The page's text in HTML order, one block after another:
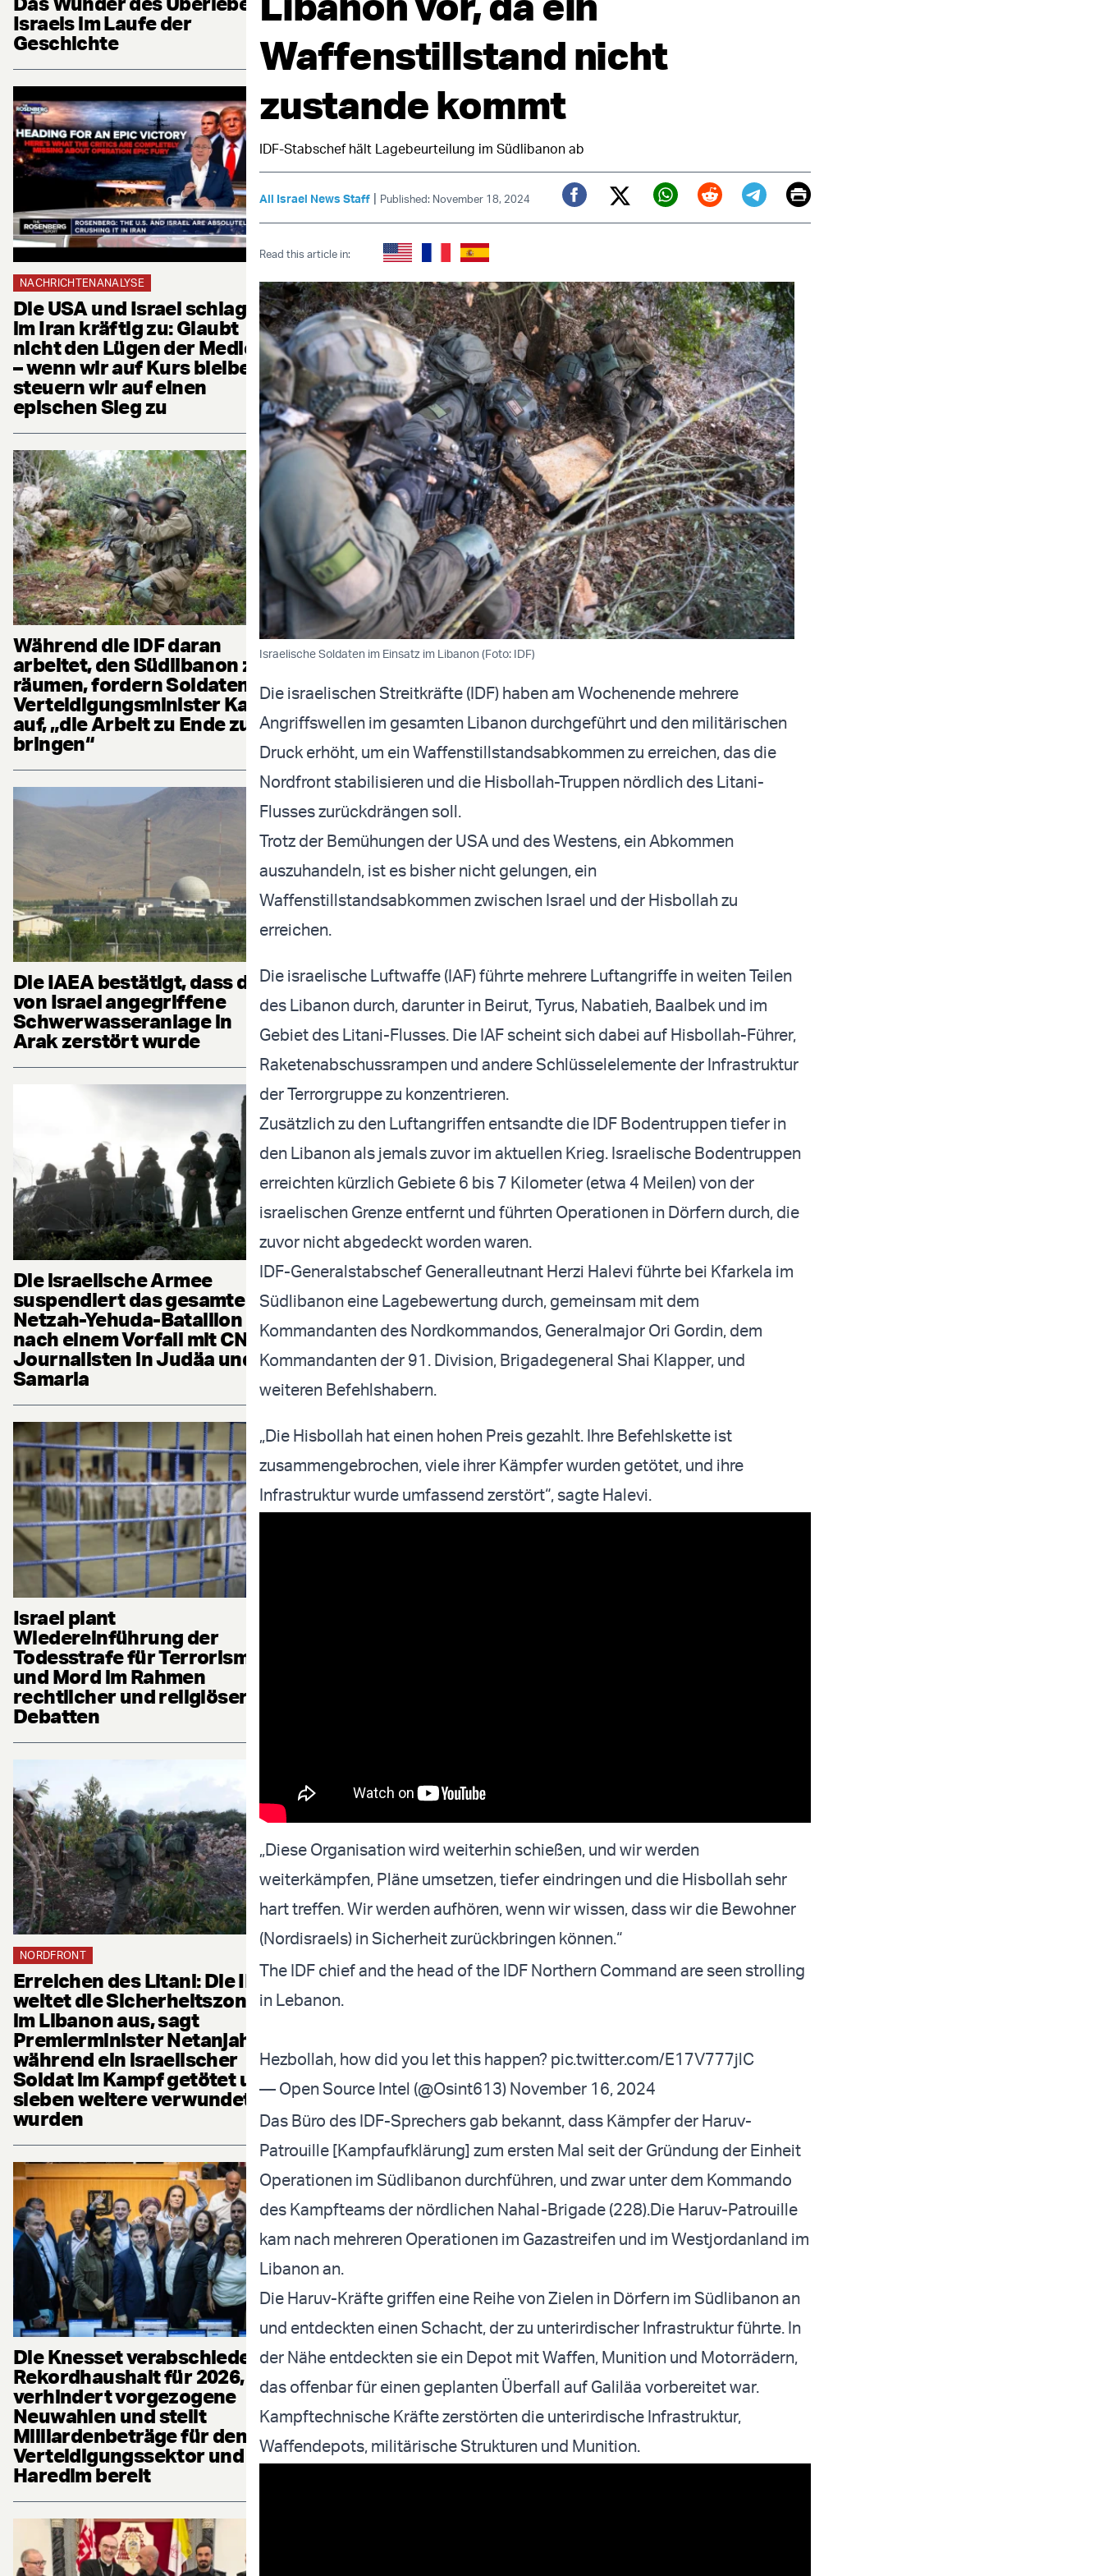
Israels im Laufe der
Geschichte
NACHRICHTENANALYSE
Die USA und Israel schlagen
im Iran kräftig zu: Glaubt
nicht den Lügen der Medien
– wenn wir auf Kurs bleiben,
steuern wir auf einen
epischen Sieg zu
Während die IDF daran
arbeitet, den Südlibanon zu
räumen, fordern Soldaten
Verteidigungsminister Katz
auf, „die Arbeit zu Ende zu
bringen“
Die IAEA bestätigt, dass die
von Israel angegriffene
Schwerwasseranlage in
Arak zerstört wurde
Die israelische Armee
suspendiert das gesamte
Netzah-Yehuda-Bataillon
nach einem Vorfall mit CNN-
Journalisten in Judäa und
Samaria
Israel plant
Wiedereinführung der
Todesstrafe für Terrorismus
und Mord im Rahmen
rechtlicher und religiöser
Debatten
NORDFRONT
Erreichen des Litani: Die IDF
weitet die Sicherheitszone
im Libanon aus, sagt
Premierminister Netanjahu,
während ein israelischer
Soldat im Kampf getötet und
sieben weitere verwundet
wurden
Die Knesset verabschiedet
Rekordhaushalt für 2026,
verhindert vorgezogene
Neuwahlen und stellt
Milliardenbeträge für den
Verteidigungssektor und die
Haredim bereit
Waffenstillstand nicht
zustande kommt
IDF-Stabschef hält Lagebeurteilung im Südlibanon ab
All Israel News Staff | Published: November 18, 2024
Facebook
Twitter (X)
Whatsapp
RedditTelegram
EmailPrint
Read this article in:
Israelische Soldaten im Einsatz im Libanon (Foto: IDF)
Die israelischen Streitkräfte (IDF) haben am Wochenende mehrere
Angriffswellen im gesamten Libanon durchgeführt und den militärischen
Druck erhöht, um ein Waffenstillstandsabkommen zu erreichen, das die
Nordfront stabilisieren und die Hisbollah-Truppen nördlich des Litani-
Flusses zurückdrängen soll.
Trotz der Bemühungen der USA und des Westens, ein Abkommen
auszuhandeln, ist es bisher nicht gelungen, ein
Waffenstillstandsabkommen zwischen Israel und der Hisbollah zu
erreichen.
Die israelische Luftwaffe (IAF) führte mehrere Luftangriffe in weiten Teilen
des Libanon durch, darunter in Beirut, Tyrus, Nabatieh, Baalbek und im
Gebiet des Litani-Flusses. Die IAF scheint sich dabei auf Hisbollah-Führer,
Raketenabschussrampen und andere Schlüsselelemente der Infrastruktur
der Terrorgruppe zu konzentrieren.
Zusätzlich zu den Luftangriffen entsandte die IDF Bodentruppen tiefer in
den Libanon als jemals zuvor im aktuellen Krieg. Israelische Bodentruppen
erreichten kürzlich Gebiete 6 bis 7 Kilometer (etwa 4 Meilen) von der
israelischen Grenze entfernt und führten Operationen in Dörfern durch, die
zuvor nicht abgedeckt worden waren.
IDF-Generalstabschef Generalleutnant Herzi Halevi führte bei Kfarkela im
Südlibanon eine Lagebewertung durch, gemeinsam mit dem
Kommandanten des Nordkommandos, Generalmajor Ori Gordin, dem
Kommandanten der 91. Division, Brigadegeneral Shai Klapper, und
weiteren Befehlshabern.
„Die Hisbollah hat einen hohen Preis gezahlt. Ihre Befehlskette ist
zusammengebrochen, viele ihrer Kämpfer wurden getötet, und ihre
Infrastruktur wurde umfassend zerstört“, sagte Halevi.
„Diese Organisation wird weiterhin schießen, und wir werden
weiterkämpfen, Pläne umsetzen, tiefer eindringen und die Hisbollah sehr
hart treffen. Wir werden aufhören, wenn wir wissen, dass wir die Bewohner
(Nordisraels) in Sicherheit zurückbringen können.“
The IDF chief and the head of the IDF Northern Command are seen strolling
in Lebanon.
Hezbollah, how did you let this happen? pic.twitter.com/E17V777jlC
— Open Source Intel (@Osint613) November 16, 2024
Das Büro des IDF-Sprechers gab bekannt, dass Kämpfer der Haruv-
Patrouille [Kampfaufklärung] zum ersten Mal seit der Gründung der Einheit
Operationen im Südlibanon durchführen, und zwar unter dem Kommando
des Kampfteams der nördlichen Nahal-Brigade (228).Die Haruv-Patrouille
kam nach mehreren Operationen im Gazastreifen und im Westjordanland im
Libanon an.
Die Haruv-Kräfte griffen eine Reihe von Zielen in Dörfern im Südlibanon an
und entdeckten einen Schacht, der zu unterirdischer Infrastruktur führte. In
der Nähe entdeckten sie ein Depot mit Waffen, Munition und Motorrädern,
das offenbar für einen geplanten Überfall auf Galiläa vorbereitet war.
Kampftechnische Kräfte zerstörten die unterirdische Infrastruktur,
Waffendepots, militärische Strukturen und Munition.